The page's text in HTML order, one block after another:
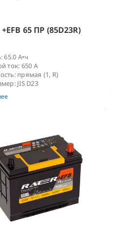
+EFB 65 ПР (85D23R)
65.0 А•ч
ток: 650 А
прямая (1, R)
JIS D23